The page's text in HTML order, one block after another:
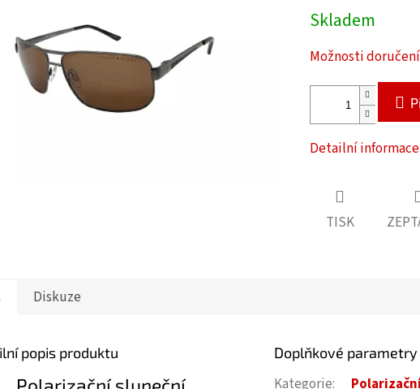
Měrná
cena:
Skladem
Možnosti doručení
Detailní informace
TISK
Diskuze
popis produktu Doplňkové parametry
Kategorie: